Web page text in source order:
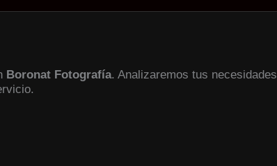
Boronat Fotografía. Analizaremos tus necesidades